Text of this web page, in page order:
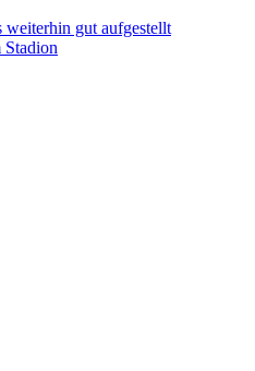
weiterhin gut aufgestellt